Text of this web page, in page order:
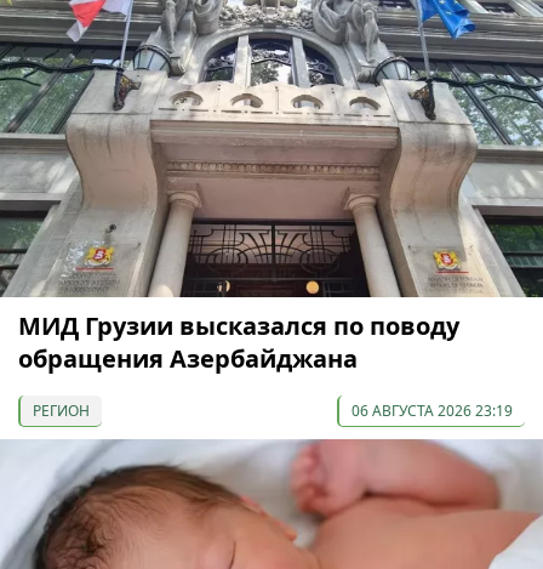
МИД Грузии высказался по поводу
обращения Азербайджана
РЕГИОН 06 АВГУСТА 2026 23:19